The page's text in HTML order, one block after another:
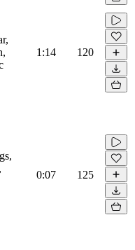
1:14 120
0:07 125